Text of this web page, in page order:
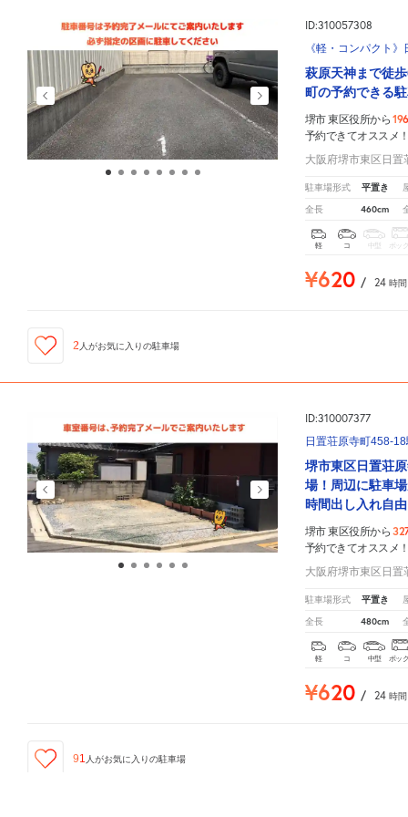
ID:310057308
《軽・コンパクト
萩原天神まで徒
町の予約できる
堺市 東区役所から
予約できてオススメ
大阪府堺市東区日置
駐車場形式 平置き
全長 460cm
軽 コ 中型 ボッ
¥620 / 24 時間
2 人がお気に入りの駐車場
ID:310007377
日置荘原寺町458-
堺市東区日置荘
場！周辺に駐車
時間出し入れ自
堺市 東区役所から
予約できてオススメ
大阪府堺市東区日
駐車場形式 平置き
全長 480cm
軽 コ 中型 ボッ
¥620 / 24 時間
91 人がお気に入りの駐車場